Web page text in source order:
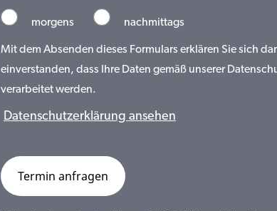
morgens nachmittags
Mit dem Absenden dieses Formulars erklären Sie sich
einverstanden, dass Ihre Daten gemäß unserer
verarbeitet werden.
Datenschutzerklärung ansehen